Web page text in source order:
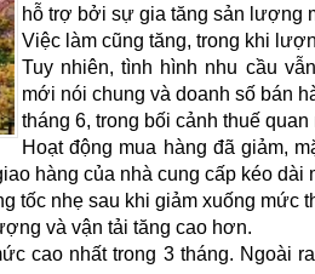
hỗ trợ bởi sự gia tăng sản lượng
Việc làm cũng tăng, trong khi
Tuy nhiên, tình hình nhu cầu
mới nói chung và doanh số bán
tháng 6, trong bối cảnh thuế
Hoạt động mua hàng đã giảm,
hàng của nhà cung cấp kéo dài
tốc nhẹ sau khi giảm xuống mức
và vận tải tăng cao hơn.
cao nhất trong 3 tháng. Ngoài